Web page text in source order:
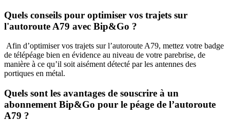
Quels conseils pour optimiser vos trajets sur
l'autoroute A79 avec Bip&Go ?
Afin d’optimiser vos trajets sur l’autoroute A79, mettez votre badge
de télépéage bien en évidence au niveau de votre parebrise, de
manière à ce qu’il soit aisément détecté par les antennes des
portiques en métal.
Quels sont les avantages de souscrire à un
abonnement Bip&Go pour le péage de l’autoroute
A79 ?